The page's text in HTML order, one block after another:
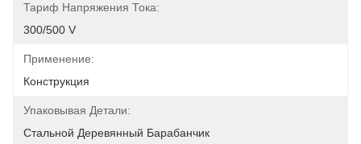
Тариф Напряжения Тока:
300/500 V
Применение:
Конструкция
Упаковывая Детали:
Стальной Деревянный Барабанчик